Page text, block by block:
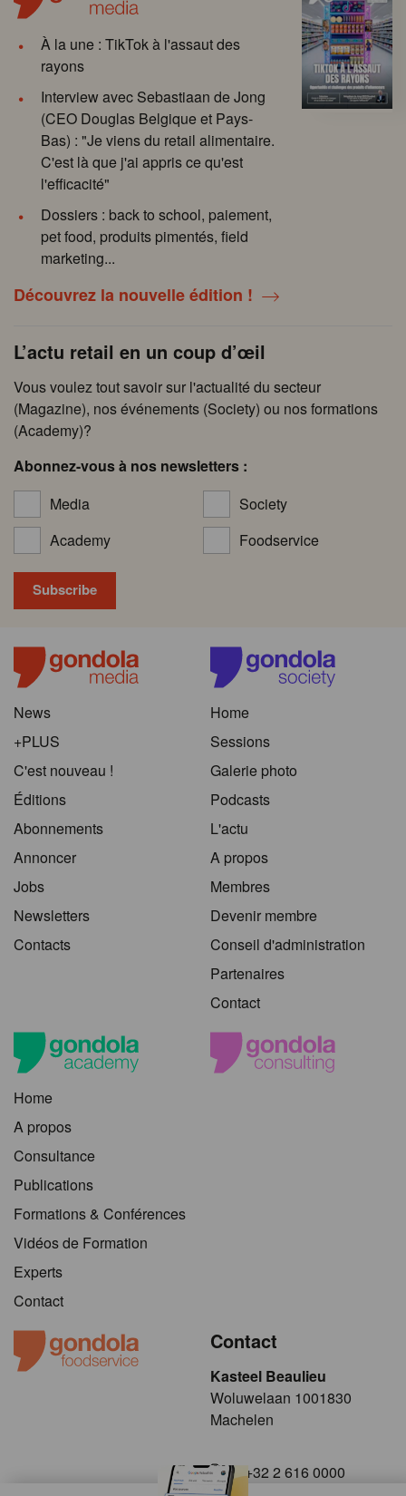
À la une : TikTok à l'assaut des
rayons
Interview avec Sebastiaan de Jong
(CEO Douglas Belgique et Pays-
Bas) : "Je viens du retail alimentaire.
C'est là que j'ai appris ce qu'est
l'efficacité"
Dossiers : back to school, paiement,
pet food, produits pimentés, field
marketing...
Découvrez la nouvelle édition !
L’actu retail en un coup d’œil
Vous voulez tout savoir sur l'actualité du secteur
(Magazine), nos événements (Society) ou nos formations
(Academy)?
Abonnez-vous à nos newsletters :
Media
Society
Academy
Foodservice
News
+PLUS
C'est nouveau !
Éditions
Abonnements
Annoncer
Jobs
Newsletters
Contacts
Home
Sessions
Galerie photo
Podcasts
L'actu
A propos
Membres
Devenir membre
Conseil d'administration
Partenaires
Contact
Home
A propos
Consultance
Publications
Formations & Conférences
Vidéos de Formation
Experts
Contact
Contact
Kasteel Beaulieu
​​​Woluwelaan 1001830
Machelen
+32 2 616 0000